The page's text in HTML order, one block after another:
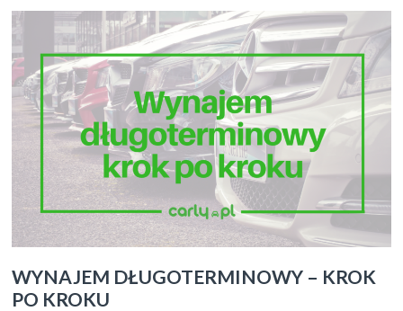
WYNAJEM DŁUGOTERMINOWY – KROK
PO KROKU